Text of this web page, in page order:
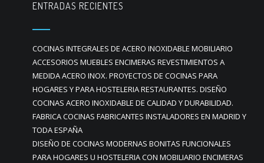
ENTRADAS RECIENTES
COCINAS INTEGRALES DE ACERO INOXIDABLE MOBILIARIO
ACCESORIOS MUEBLES ENCIMERAS REVESTIMIENTOS A
MEDIDA ACERO INOX. PROYECTOS DE COCINAS PARA
HOGARES Y PARA HOSTELERIA RESTAURANTES. DISEÑO
COCINAS ACERO INOXIDABLE DE CALIDAD Y DURABILIDAD.
FABRICA COCINAS FABRICANTES INSTALADORES EN MADRID Y
TODA ESPAÑA
DISEÑO DE COCINAS MODERNAS BONITAS FUNCIONALES
PARA HOGARES U HOSTELERIA CON MOBILIARIO ENCIMERAS